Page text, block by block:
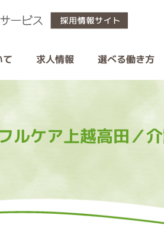
て 求人情報 選べる働き方
ルケア上越高田／